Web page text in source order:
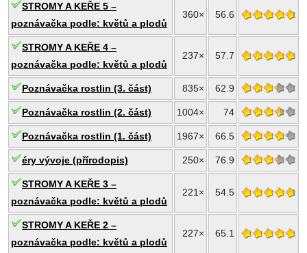
STROMY A KEŘE 5 –
poznávačka podle: květů a plodů
360× 56.6
STROMY A KEŘE 4 –
poznávačka podle: květů a plodů
237× 57.7
Poznávačka rostlin (3. část) 835× 62.9
Poznávačka rostlin (2. část) 1004× 74
Poznávačka rostlin (1. část) 1967× 66.5
éry vývoje (přírodopis) 250× 76.9
STROMY A KEŘE 3 –
poznávačka podle: květů a plodů
221× 54.5
STROMY A KEŘE 2 –
poznávačka podle: květů a plodů
227× 65.1